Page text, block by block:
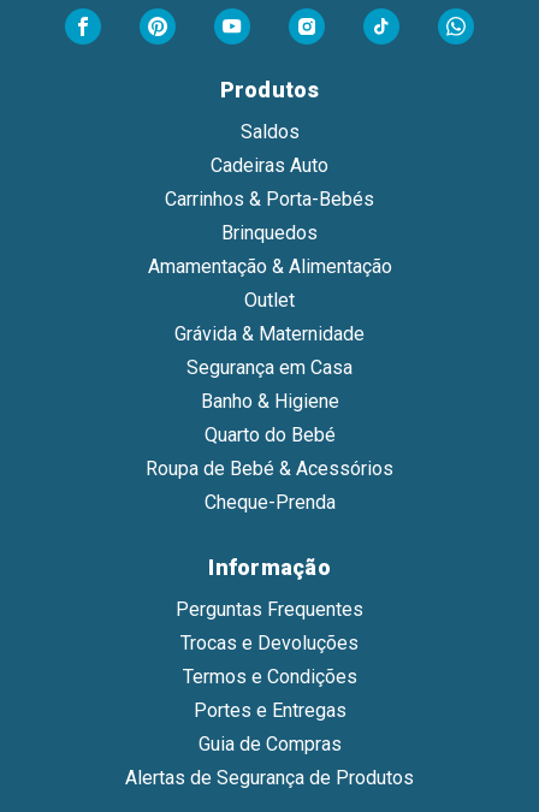
Produtos
Saldos
Cadeiras Auto
Carrinhos & Porta-Bebés
Brinquedos
Amamentação & Alimentação
Outlet
Grávida & Maternidade
Segurança em Casa
Banho & Higiene
Quarto do Bebé
Roupa de Bebé & Acessórios
Cheque-Prenda
Informação
Perguntas Frequentes
Trocas e Devoluções
Termos e Condições
Portes e Entregas
Guia de Compras
Alertas de Segurança de Produtos